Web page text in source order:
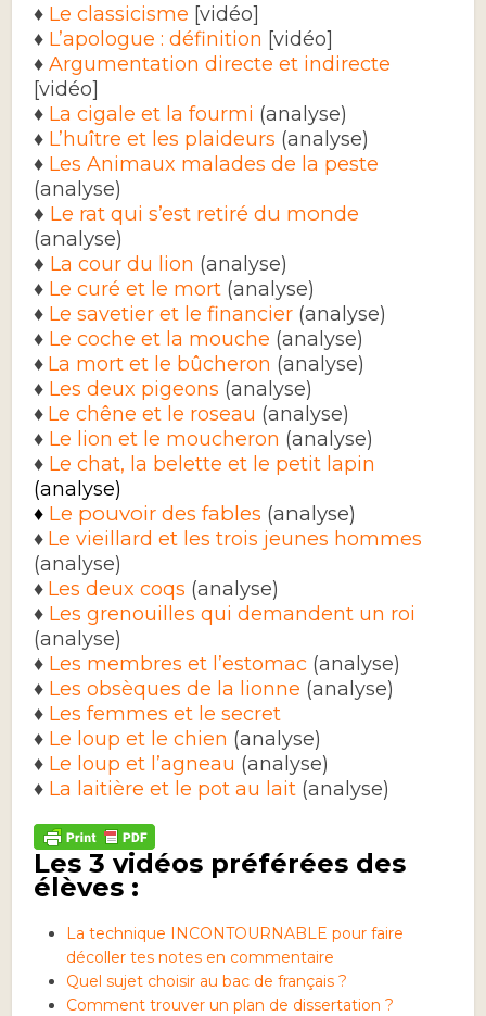
♦ Le classicisme [vidéo]
♦ L’apologue : définition [vidéo]
♦Argumentation directe et indirecte
[vidéo]
♦ La cigale et la fourmi (analyse)
♦ L’huître et les plaideurs (analyse)
♦ Les Animaux malades de la peste
(analyse)
♦ Le rat qui s’est retiré du monde
(analyse)
♦ La cour du lion (analyse)
♦ Le curé et le mort (analyse)
♦ Le savetier et le financier (analyse)
♦ Le coche et la mouche (analyse)
♦ La mort et le bûcheron (analyse)
♦ Les deux pigeons (analyse)
♦ Le chêne et le roseau (analyse)
♦ Le lion et le moucheron (analyse)
♦ Le chat, la belette et le petit lapin
(analyse)
♦ Le pouvoir des fables (analyse)
♦ Le vieillard et les trois jeunes hommes
(analyse)
♦ Les deux coqs (analyse)
♦ Les grenouilles qui demandent un roi
(analyse)
♦ Les membres et l’estomac (analyse)
♦ Les obsèques de la lionne (analyse)
♦ Les femmes et le secret
♦ Le loup et le chien (analyse)
♦ Le loup et l’agneau (analyse)
♦ La laitière et le pot au lait (analyse)
Les 3 vidéos préférées des
élèves :
La technique INCONTOURNABLE pour faire
décoller tes notes en commentaire
Quel sujet choisir au bac de français ?
Comment trouver un plan de dissertation ?